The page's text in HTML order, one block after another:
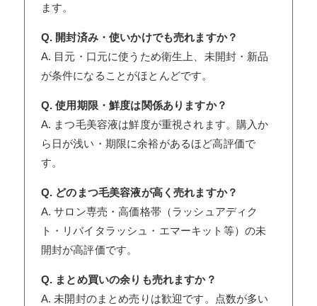
ます。
Q. 開封済み・使いかけでも売れますか？
A. 目元・口元に使うため衛生上、未開封・新品
が条件になることがほとんどです。
Q. 使用期限・鮮度は関係ありますか？
A. まつ毛美容液は鮮度が重視されます。購入か
ら日が浅い・期限に余裕があるほど高評価で
す。
Q. どのまつ毛美容液が高く売れますか？
A. サロン専売・高価格帯（ラッシュアディク
ト・リバイタラッシュ・エマーキット等）の未
開封が高評価です。
Q. まとめ買いの余りも売れますか？
A. 未開封のまとめ売りは歓迎です。点数が多い